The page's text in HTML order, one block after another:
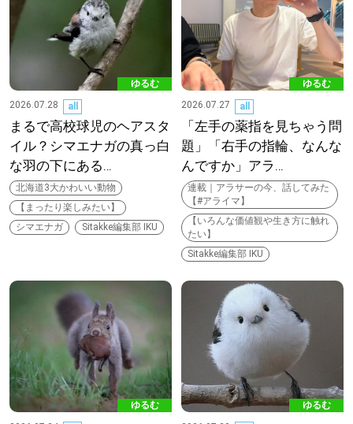
パートナーメディア Sitakkeパートナー
運営会社 広告掲載
情報提供・お問い合わせ 利用規約
プライバシーポリシー
ゆるむ
2026.07.28
all
まるで高校球児のヘアスタ
イル？シマエナガの真っ白
な羽の下にある…
北海道3大かわいい動物
【まったり楽しみたい】
シマエナガ
Sitakke編集部 IKU
ゆるむ
2026.07.27
all
「左手の薬指を見ちゃう問
題」「右手の指輪、なんな
んですか」アラ…
連載｜アラサーの今、話してみた
【#アライマ】
【いろんな価値観や生き方に触れ
たい】
Sitakke編集部 IKU
ゆるむ
ゆるむ